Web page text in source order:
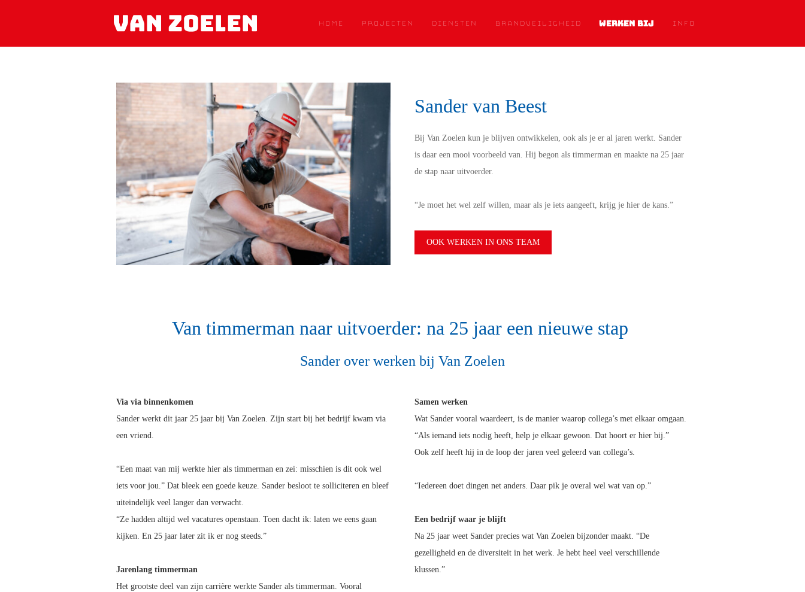
HOME PROJECTEN DIENSTEN BRANDVEILIGHEID WERKEN BIJ INFO
Sander van Beest
Bij Van Zoelen kun je blijven ontwikkelen, ook als je er al jaren werkt. Sander
is daar een mooi voorbeeld van. Hij begon als timmerman en maakte na 25 jaar
de stap naar uitvoerder.
“Je moet het wel zelf willen, maar als je iets aangeeft, krijg je hier de kans.”
OOK WERKEN IN ONS TEAM
Van timmerman naar uitvoerder: na 25 jaar een nieuwe stap
Sander over werken bij Van Zoelen
Via via binnenkomen
Sander werkt dit jaar 25 jaar bij Van Zoelen. Zijn start bij het bedrijf kwam via
een vriend.
“Een maat van mij werkte hier als timmerman en zei: misschien is dit ook wel
iets voor jou.” Dat bleek een goede keuze. Sander besloot te solliciteren en bleef
uiteindelijk veel langer dan verwacht.
“Ze hadden altijd wel vacatures openstaan. Toen dacht ik: laten we eens gaan
kijken. En 25 jaar later zit ik er nog steeds.”
Jarenlang timmerman
Het grootste deel van zijn carrière werkte Sander als timmerman. Vooral
Samen werken
Wat Sander vooral waardeert, is de manier waarop collega’s met elkaar omgaan.
“Als iemand iets nodig heeft, help je elkaar gewoon. Dat hoort er hier bij.”
Ook zelf heeft hij in de loop der jaren veel geleerd van collega’s.
“Iedereen doet dingen net anders. Daar pik je overal wel wat van op.”
Een bedrijf waar je blijft
Na 25 jaar weet Sander precies wat Van Zoelen bijzonder maakt. “De
gezelligheid en de diversiteit in het werk. Je hebt heel veel verschillende
klussen.”